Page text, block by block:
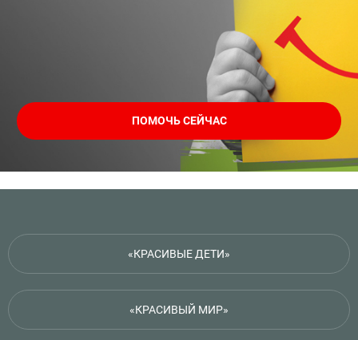
ПОМОЧЬ СЕЙЧАС
«КРАСИВЫЕ ДЕТИ»
«КРАСИВЫЙ МИР»